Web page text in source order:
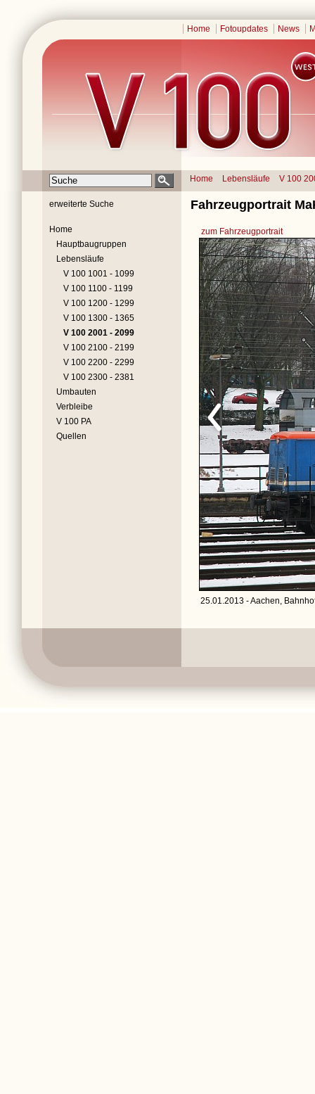
Home Fotoupdates News
Home Lebensläufe V 100
erweiterte Suche
Home
Hauptbaugruppen
Lebensläufe
V 100 1001 - 1099
V 100 1100 - 1199
V 100 1200 - 1299
V 100 1300 - 1365
V 100 2001 - 2099
V 100 2100 - 2199
V 100 2200 - 2299
V 100 2300 - 2381
Umbauten
Verbleibe
V 100 PA
Quellen
Fahrzeugportrait
zum Fahrzeugportrait
25.01.2013 - Aachen,